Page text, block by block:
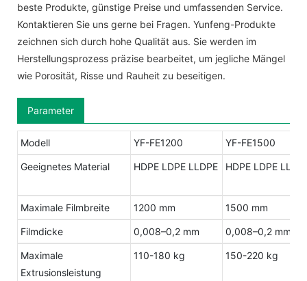
beste Produkte, günstige Preise und umfassenden Service.
Kontaktieren Sie uns gerne bei Fragen. Yunfeng-Produkte
zeichnen sich durch hohe Qualität aus. Sie werden im
Herstellungsprozess präzise bearbeitet, um jegliche Mängel
wie Porosität, Risse und Rauheit zu beseitigen.
Parameter
Modell YF-FE1200 YF-FE1500
Geeignetes Material HDPE LDPE LLDPE HDPE LDPE
Maximale Filmbreite 1200 mm 1500 mm
Filmdicke 0,008–0,2 mm 0,008–0,2 mm
Maximale
Extrusionsleistung
110-180 kg 150-220 kg